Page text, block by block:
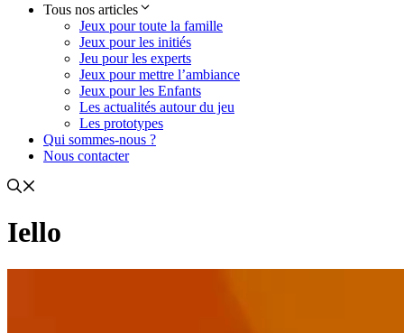
Tous nos articles
Jeux pour toute la famille
Jeux pour les initiés
Jeu pour les experts
Jeux pour mettre l’ambiance
Jeux pour les Enfants
Les actualités autour du jeu
Les prototypes
Qui sommes-nous ?
Nous contacter
Iello